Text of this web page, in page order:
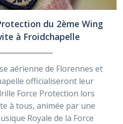
du 2ème Wing
à Froidchapelle
aérienne de Florennes et
officialiseront leur
Force Protection lors
à tous, animée par une
Royale de la Force